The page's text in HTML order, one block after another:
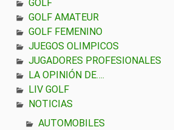
GOLF
GOLF AMATEUR
GOLF FEMENINO
JUEGOS OLIMPICOS
JUGADORES PROFESIONALES
LA OPINIÓN DE….
LIV GOLF
NOTICIAS
AUTOMOBILES